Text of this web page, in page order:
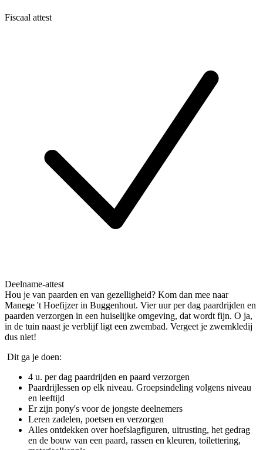
Fiscaal attest
Deelname-attest
Hou je van paarden en van gezelligheid? Kom dan mee naar
Manege 't Hoefijzer in Buggenhout. Vier uur per dag paardrijden en
paarden verzorgen in een huiselijke omgeving, dat wordt fijn. O ja,
in de tuin naast je verblijf ligt een zwembad. Vergeet je zwemkledij
dus niet!
Dit ga je doen:
4 u. per dag paardrijden en paard verzorgen
Paardrijlessen op elk niveau. Groepsindeling volgens niveau
en leeftijd
Er zijn pony's voor de jongste deelnemers
Leren zadelen, poetsen en verzorgen
Alles ontdekken over hoefslagfiguren, uitrusting, het gedrag
en de bouw van een paard, rassen en kleuren, toilettering,